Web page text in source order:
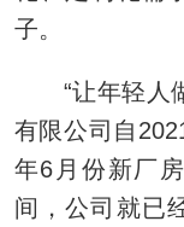
子。
“让年轻人做
有限公司自
年6月份新厂
间，公司就已